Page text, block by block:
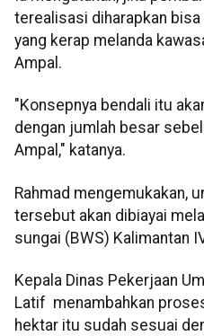
terealisasi diharapkan
yang kerap melanda
Ampal.
"Konsepnya bendali itu
dengan jumlah besar
Ampal," katanya.
Rahmad mengemukakan,
tersebut akan dibiayai
sungai (BWS) Kalimantan
Kepala Dinas Pekerjaan
Latif menambahkan
hektar itu sudah sesuai